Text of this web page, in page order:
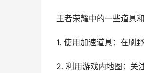
王者荣耀中的一些道具
1. 使用加速道具：在刷
2. 利用游戏内地图：关